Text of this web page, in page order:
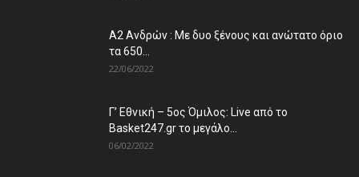
Α2 Ανδρών : Με δυο ξένους και ανώτατο όριο
τα 650...
22/06/2022
Γ’ Εθνική – 5ος Όμιλος: Live από το
Basket247.gr το μεγάλο...
06/02/2022